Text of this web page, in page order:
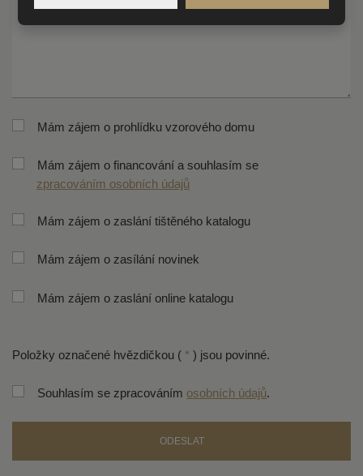
Mám zájem o prohlídku vzorového domu
Mám zájem o financování a souhlasím se
zpracováním osobních údajů
Mám zájem o zaslání tištěného katalogu
Mám zájem o zasílání novinek
Mám zájem o zaslání online katalogu
Položky označené hvězdičkou ( * ) jsou povinné.
Souhlasím se zpracováním osobních údajů.
ODESLAT